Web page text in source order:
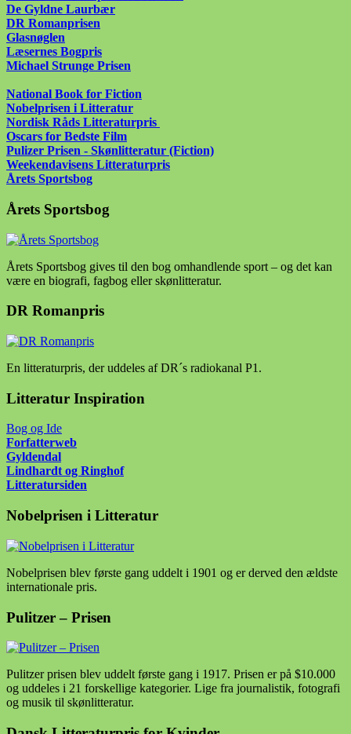
De Gyldne Laurbær
DR Romanprisen
Glasnøglen
Læsernes Bogpris
Michael Strunge Prisen
National Book for Fiction
Nobelprisen i Litteratur
Nordisk Råds Litteraturpris
Oscars for Bedste Film
Pulizer Prisen - Skønlitteratur (Fiction)
Weekendavisens Litteraturpris
Årets Sportsbog
Årets Sportsbog
Årets Sportsbog gives til den bog omhandlende sport – og det kan
være en biografi, fagbog eller skønlitteratur.
DR Romanpris
En litteraturpris, der uddeles af DR´s radiokanal P1.
Litteratur Inspiration
Bog og Ide
Forfatterweb
Gyldendal
Lindhardt og Ringhof
Litteratursiden
Nobelprisen i Litteratur
Nobelprisen blev første gang uddelt i 1901 og er derved den ældste
internationale pris.
Pulitzer – Prisen
Pulitzer prisen blev uddelt første gang i 1917. Prisen er på $10.000
og uddeles i 21 forskellige kategorier. Lige fra journalistik, fotografi
og musik til skønlitteratur.